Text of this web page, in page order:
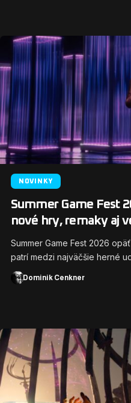
NOVINKY
Summer Game Fest
nové hry, remaky aj
Summer Game Fest 2026
patrí medzi najväčšie herné
Dominik Cenkner